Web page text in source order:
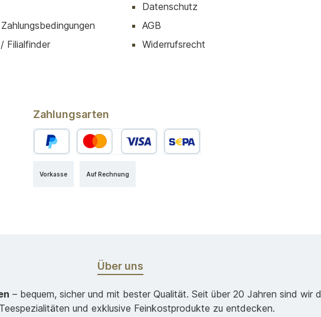
Filialfinder
Datenschutz
AGB
Widerrufsrecht
Zahlungsarten
Auf Rechnung
Vorkasse
Über uns
– bequem, sicher und mit bester Qualität. Seit über 20 Jahren sind wir
und exklusive Feinkostprodukte zu entdecken.